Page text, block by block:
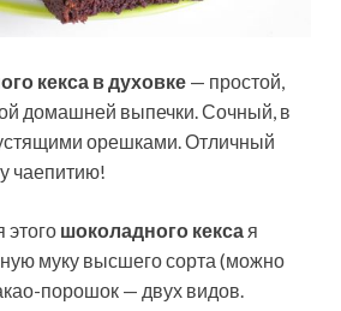
кекса в духовке — простой,
домашней выпечки. Сочный, в
орешками. Отличный
чаепитию!
этого шоколадного кекса я
муку высшего сорта (можно
порошок — двух видов.